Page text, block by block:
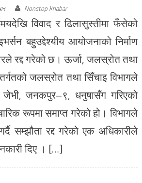
Nonstop Khabar
विवाद र ढिलासुस्तीमा फँसेको
बहुउद्देश्यीय आयोजनाको निर्माण
रद्द गरेको छ। ऊर्जा, जलस्रोत तथा
जलस्रोत तथा सिँचाइ विभागले
जनकपुर–९, धनुषासँग गरिएको
रूपमा समाप्त गरेको हो। विभागले
सम्झौता रद्द गरेको एक अधिकारीले
दिए । […]